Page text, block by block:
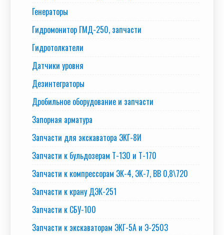
Генераторы
Гидромонитор ГМД-250, запчасти
Гидротолкатели
Датчики уровня
Дезинтеграторы
Дробильное оборудование и запчасти
Запорная арматура
Запчасти для экскаватора ЭКГ-8И
Запчасти к бульдозерам Т-130 и Т-170
Запчасти к компрессорам ЭК-4, ЭК-7, ВВ 0,8\720
Запчасти к крану ДЭК-251
Запчасти к СБУ-100
Запчасти к экскаваторам ЭКГ-5А и Э-2503